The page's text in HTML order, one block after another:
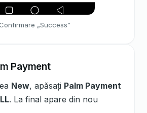
„Success”
Payment
New, apăsați Palm Payment
. La final apare din nou